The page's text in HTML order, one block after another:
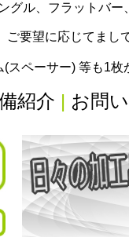
グル、フラットバ
ご要望に応じてまし
(スペーサー) 等も1
紹介 | お問